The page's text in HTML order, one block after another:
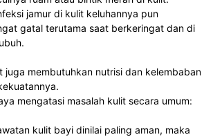
jamur di kulit keluhannya pun
gatal terutama saat berkeringat dan di
juga membutuhkan nutrisi dan kelembaban
mengatasi masalah kulit secara umum:
kulit bayi dinilai paling aman, maka